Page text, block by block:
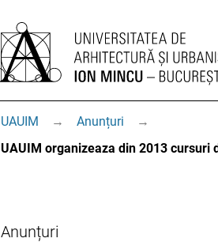
UAUIM → Anunțuri
→
UAUIM organizeaza din 2013
Anunțuri